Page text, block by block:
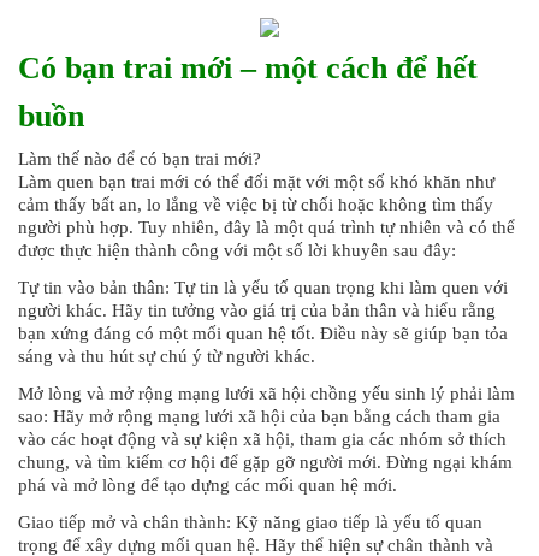
Có bạn trai mới – một cách để hết
buồn
Làm thế nào để có bạn trai mới?
Làm quen bạn trai mới có thể đối mặt với một số khó khăn như
cảm thấy bất an, lo lắng về việc bị từ chối hoặc không tìm thấy
người phù hợp. Tuy nhiên, đây là một quá trình tự nhiên và có thể
được thực hiện thành công với một số lời khuyên sau đây:
Tự tin vào bản thân: Tự tin là yếu tố quan trọng khi làm quen với
người khác. Hãy tin tưởng vào giá trị của bản thân và hiểu rằng
bạn xứng đáng có một mối quan hệ tốt. Điều này sẽ giúp bạn tỏa
sáng và thu hút sự chú ý từ người khác.
Mở lòng và mở rộng mạng lưới xã hội chồng yếu sinh lý phải làm
sao: Hãy mở rộng mạng lưới xã hội của bạn bằng cách tham gia
vào các hoạt động và sự kiện xã hội, tham gia các nhóm sở thích
chung, và tìm kiếm cơ hội để gặp gỡ người mới. Đừng ngại khám
phá và mở lòng để tạo dựng các mối quan hệ mới.
Giao tiếp mở và chân thành: Kỹ năng giao tiếp là yếu tố quan
trọng để xây dựng mối quan hệ. Hãy thể hiện sự chân thành và